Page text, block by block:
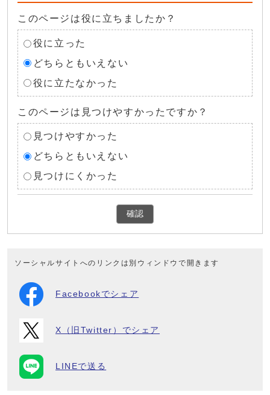
このページは役に立ちましたか？
役に立った
どちらともいえない
役に立たなかった
このページは見つけやすかったですか？
見つけやすかった
どちらともいえない
見つけにくかった
確認
ソーシャルサイトへのリンクは別ウィンドウで開きます
Facebookでシェア
X（旧Twitter）でシェア
LINEで送る